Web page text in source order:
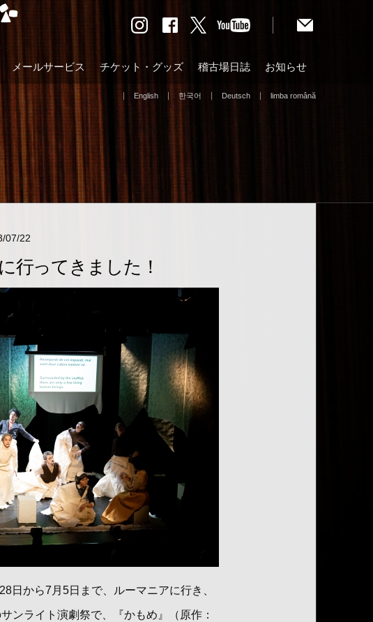
メールサービス チケット・グッズ 稽古場日誌 お知らせ
English 한국어 Deutsch limba română
07/22
行ってきました！
日から7月5日まで、ルーマニアに行き、
ンライト演劇祭で、『かもめ』（原作：